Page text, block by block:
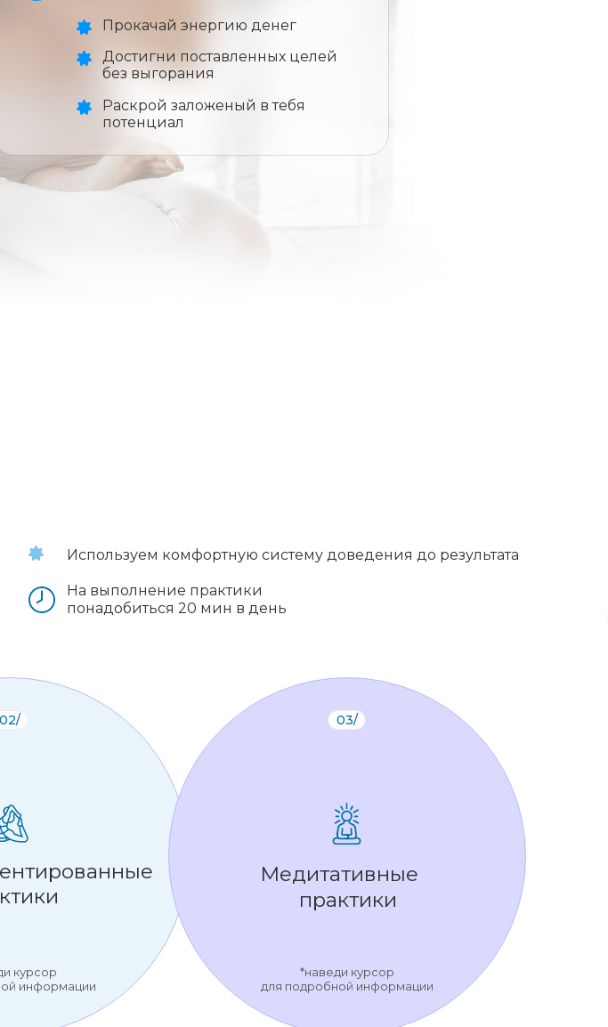
Прокачай энергию денег
Достигни поставленных целей
без выгорания
Раскрой заложеный в тебя
потенциал
Медитативные
практики
02/ 03/
курсор
информации
*наведи курсор
для подробной информации
На выполнение практики
понадобиться 20 мин в день
Используем комфортную систему доведения до результата